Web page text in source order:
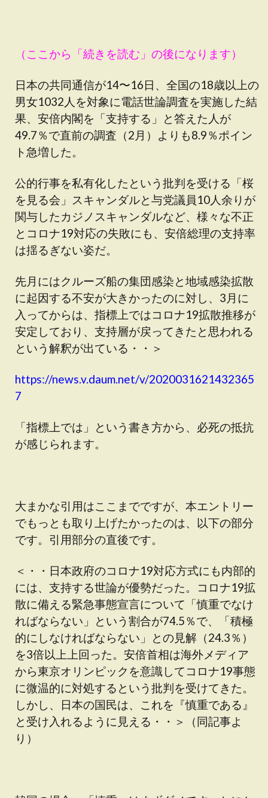
（ここから「続きを読む」の後になります）
日本の共同通信が14〜16日、全国の18歳以上の
男女1032人を対象に電話世論調査を実施した結
果、安倍内閣を「支持する」と答えた人が
49.7％で直前の調査（2月）よりも8.9％ポイン
ト急増した。
公的行事を私有化したという批判を受ける「桜
を見る会」スキャンダルと与党議員10人余りが
関与したカジノスキャンダルなど、様々な不正
とコロナ19対応の失敗にも、安倍総理の支持率
は揺るぎない姿だ。
先月にはクルーズ船の集団感染と地域感染拡散
に起因する不安が大きかったのに対し、3月に
入ってからは、指標上ではコロナ19拡散推移が
安定しており、支持層が戻ってきたと思われる
という解釈が出ている・・＞
https://news.v.daum.net/v/2020031621432365
7
「指標上では」という書き方から、必死の抵抗
が感じられます。
大まかな引用はここまでですが、本エントリー
でもっとも取り上げたかったのは、以下の部分
です。引用部分の直後です。
＜・・日本政府のコロナ19対応方式にも内部的
には、支持する世論が優勢だった。コロナ19拡
散に備える緊急事態宣言について「慎重でなけ
ればならない」という割合が74.5％で、「積極
的にしなければならない」との見解（24.3％）
を3倍以上上回った。安倍首相は海外メディア
から東京オリンピックを意識してコロナ19事態
に微温的に対処するという批判を受けてきた。
しかし、日本の国民は、これを『慎重である』
と受け入れるように見える・・＞（同記事よ
り）